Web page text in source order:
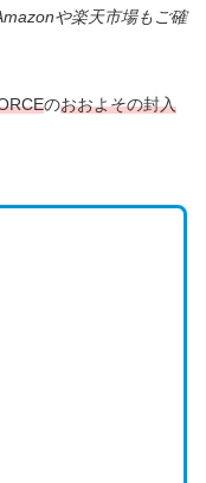
や楽天市場もご確
のおおよその封入